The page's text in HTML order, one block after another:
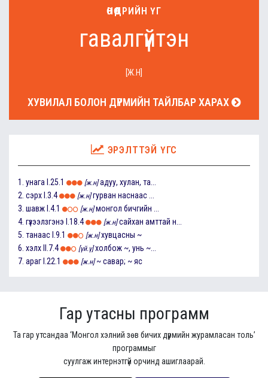
ӨНӨӨДРИЙН ҮГ
гавалгүйтэн
[Ж.Н]
ХУВИЛАЛ БОЛОН ДҮРМИЙН ТАЙЛБАР ХАРАХ
ЭРЭЛТТЭЙ ҮГС
1. унага I.25.1 [ж.н] адуу, хулан, та...
2. сэрх I.3.4 [ж.н] гурван наснаас ...
3. шавж I.4.1 [ж.н] монгол бичгийн ...
4. гүзээлзгэнэ I.18.4 [ж.н] сайхан амттай н...
5. танаас I.9.1 [ж.н] хувцасны ~
6. хэлх II.7.4 [үй.ү] холбож ~, унь ~...
7. араг I.22.1 [ж.н] ~ савар; ~ яс
Гар утасны программ
Та гар утсандаа ‘Монгол хэлний зөв бичих дүрмийн журамласан толь’
программыг
суулгаж интернэтгүй орчинд ашиглаарай.